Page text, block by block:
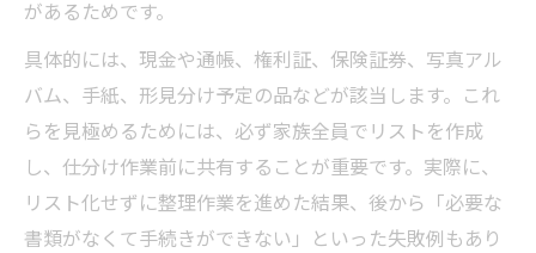
があるためです。
具体的には、現金や通帳、権利証、保険証券、写真アル
バム、手紙、形見分け予定の品などが該当します。これ
らを見極めるためには、必ず家族全員でリストを作成
し、仕分け作業前に共有することが重要です。実際に、
リスト化せずに整理作業を進めた結果、後から「必要な
書類がなくて手続きができない」といった失敗例もあり